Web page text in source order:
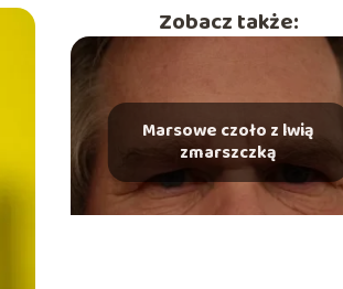
Zobacz także:
Marsowe czoło z lwią
zmarszczką